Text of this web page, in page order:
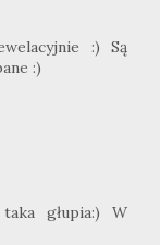
:) Są
:)
głupia:) W